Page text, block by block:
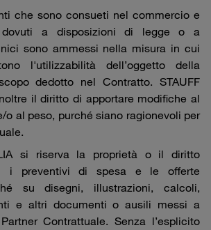
che sono consueti nel commercio e
dovuti a disposizioni di legge o a
sono ammessi nella misura in cui
l'utilizzabilità dell’oggetto della
dedotto nel Contratto. STAUFF
il diritto di apportare modifiche al
o al peso, purché siano ragionevoli per
si riserva la proprietà o il diritto
i preventivi di spesa e le offerte
su disegni, illustrazioni, calcoli,
e altri documenti o ausili messi a
Contrattuale. Senza l’esplicito